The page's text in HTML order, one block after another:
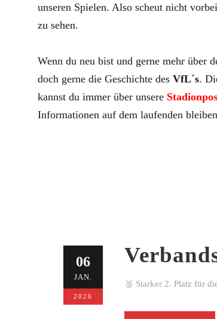
unseren Spielen. Also scheut nicht
zu sehen.
Wenn du neu bist und gerne mehr über
doch gerne die Geschichte des VfL´s.
kannst du immer über unsere
Informationen auf dem laufenden
06
JAN.
2026
🥈 Starker 2. Platz für